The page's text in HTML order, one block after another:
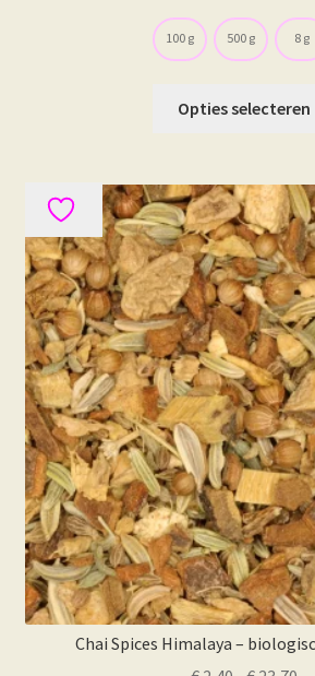
100 g 500 g 8 g
Opties selecteren
Chai Spices Himalaya –